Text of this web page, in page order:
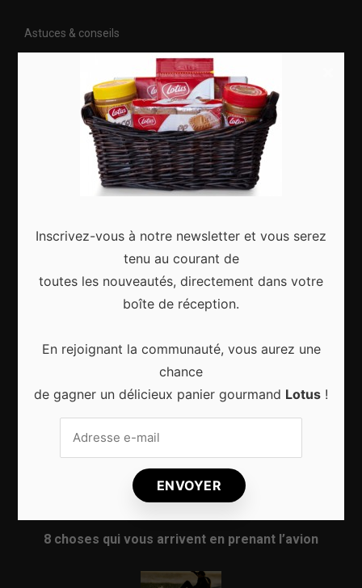
Astuces & conseils
Sport d’hiver, cinq destinations incontournables
8 choses qui vous arrivent en prenant l’avion
Inscrivez-vous à notre newsletter et vous serez
tenu au courant de
toutes les nouveautés, directement dans votre
boîte de réception.
En rejoignant la communauté, vous aurez une
chance
de gagner un délicieux panier gourmand Lotus !